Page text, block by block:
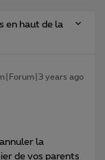
en haut de la
years ago
la
de vos parents